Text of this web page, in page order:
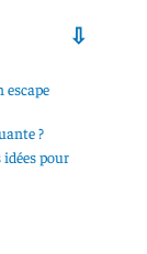
escape
?
pour